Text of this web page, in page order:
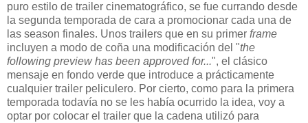
puro estilo de trailer cinematográfico, se fue currando desde
la segunda temporada de cara a promocionar cada una de
las season finales. Unos trailers que en su primer frame
incluyen a modo de coña una modificación del "the
following preview has been approved for...", el clásico
mensaje en fondo verde que introduce a prácticamente
cualquier trailer peliculero. Por cierto, como para la primera
temporada todavía no se les había ocurrido la idea, voy a
optar por colocar el trailer que la cadena utilizó para